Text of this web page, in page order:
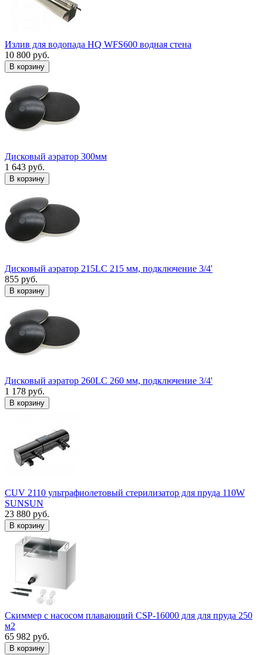
Излив для водопада HQ WFS600 водная стена
10 800 руб.
В корзину
Дисковый аэратор 300мм
1 643 руб.
В корзину
Дисковый аэратор 215LC 215 мм, подключение 3/4'
855 руб.
В корзину
Дисковый аэратор 260LC 260 мм, подключение 3/4'
1 178 руб.
В корзину
CUV 2110 ультрафиолетовый стерилизатор для пруда 110W
SUNSUN
23 880 руб.
В корзину
Скиммер с насосом плавающий CSP-16000 для для пруда 250
м2
65 982 руб.
В корзину